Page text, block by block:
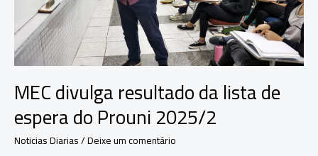
Tecnologia
MEC divulga resultado da lista de
espera do Prouni 2025/2
Noticias Diarias/Deixe um comentário